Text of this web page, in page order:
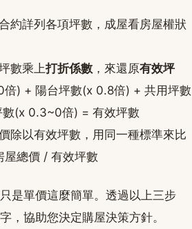
約詳列各項坪數，成屋看房屋權狀
數乘上打折係數 ，來還原有效坪
倍) + 陽台坪數(x 0.8倍) + 共用坪數
(x 0.3~0倍) = 有效坪數
除以有效坪數，用同一種標準來比
屋總價 / 有效坪數
是單價這麼簡單。透過以上三步
，協助您決定購屋決策方針。